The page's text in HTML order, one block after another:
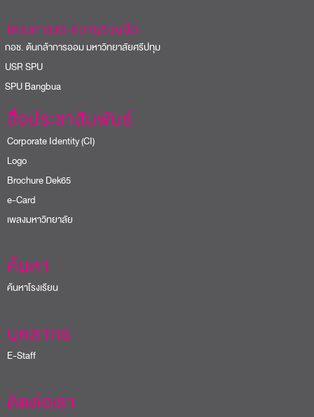
โครงการและความร่วมมือ
ช. ต้นกล้าการออม มหาวิทยาลัยศรีปทุม
SPU
Bangbua
สื่อประชาสัมพันธ์
Corporate Identity (CI)
Logo
Brochure Dek65
e-Card
เพลงมหาวิทยาลัย
ค้นหา
ค้นหาโรงเรียน
บุคลากร
E-Staff
ติดต่อเรา